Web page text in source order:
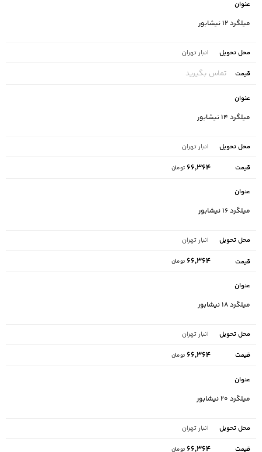
میلگرد ۱۲ نیشابور
انبار تهران
تماس بگیرید
میلگرد ۱۴ نیشابور
انبار تهران
۶۶,۳۶۴ تومان
میلگرد ۱۶ نیشابور
انبار تهران
۶۶,۳۶۴ تومان
میلگرد ۱۸ نیشابور
انبار تهران
۶۶,۳۶۴ تومان
میلگرد ۲۰ نیشابور
انبار تهران
۶۶,۳۶۴ تومان